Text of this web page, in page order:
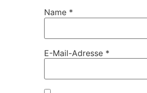
Name *
E-Mail-Adresse *